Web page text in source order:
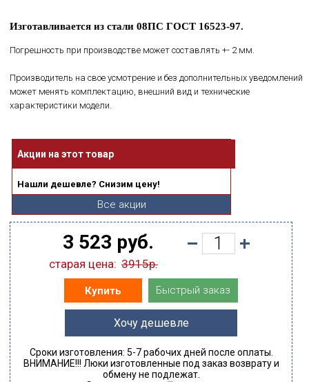
Изготавливается из стали 08ПС ГОСТ 16523-97.
Погрешность при производстве может составлять +- 2 мм.
Производитель на свое усмотрение и без дополнительных уведомлений
может менять комплектацию, внешний вид и технические
характеристики модели.
Акции на этот товар
Нашли дешевле? Снизим цену!
Все акции
3 523 руб.
старая цена: 3915р.
Купить Быстрый заказ
Хочу дешевле
Сроки изготовления: 5-7 рабочих дней после оплаты.
ВНИМАНИЕ!!! Люки изготовленные под заказ возврату и
обмену не подлежат.